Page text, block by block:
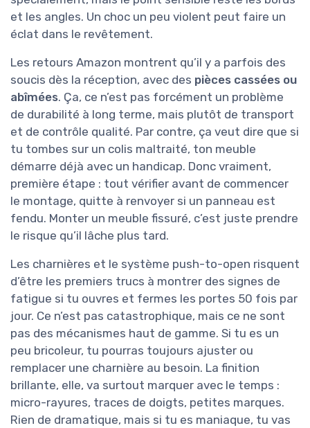
et les angles. Un choc un peu violent peut faire un
éclat dans le revêtement.
Les retours Amazon montrent qu’il y a parfois des
soucis dès la réception, avec des pièces cassées ou
abîmées. Ça, ce n’est pas forcément un problème
de durabilité à long terme, mais plutôt de transport
et de contrôle qualité. Par contre, ça veut dire que si
tu tombes sur un colis maltraité, ton meuble
démarre déjà avec un handicap. Donc vraiment,
première étape : tout vérifier avant de commencer
le montage, quitte à renvoyer si un panneau est
fendu. Monter un meuble fissuré, c’est juste prendre
le risque qu’il lâche plus tard.
Les charnières et le système push-to-open risquent
d’être les premiers trucs à montrer des signes de
fatigue si tu ouvres et fermes les portes 50 fois par
jour. Ce n’est pas catastrophique, mais ce ne sont
pas des mécanismes haut de gamme. Si tu es un
peu bricoleur, tu pourras toujours ajuster ou
remplacer une charnière au besoin. La finition
brillante, elle, va surtout marquer avec le temps :
micro-rayures, traces de doigts, petites marques.
Rien de dramatique, mais si tu es maniaque, tu vas